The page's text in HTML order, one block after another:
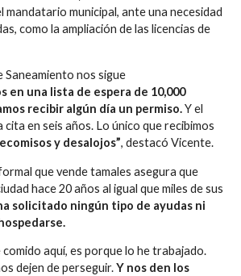
mandatario municipal, ante una necesidad
como la ampliación de las licencias de
Saneamiento nos sigue
en una lista de espera de 10,000
recibir algún día un permiso.Y el
cita en seis años. Lo único que recibimos
y desalojos”, destacó Vicente.
que vende tamales asegura que
hace 20 años al igual que miles de sus
solicitado ningún tipo de ayudas ni
comido aquí, es porque lo he trabajado.
dejen de perseguir.Y nos den los